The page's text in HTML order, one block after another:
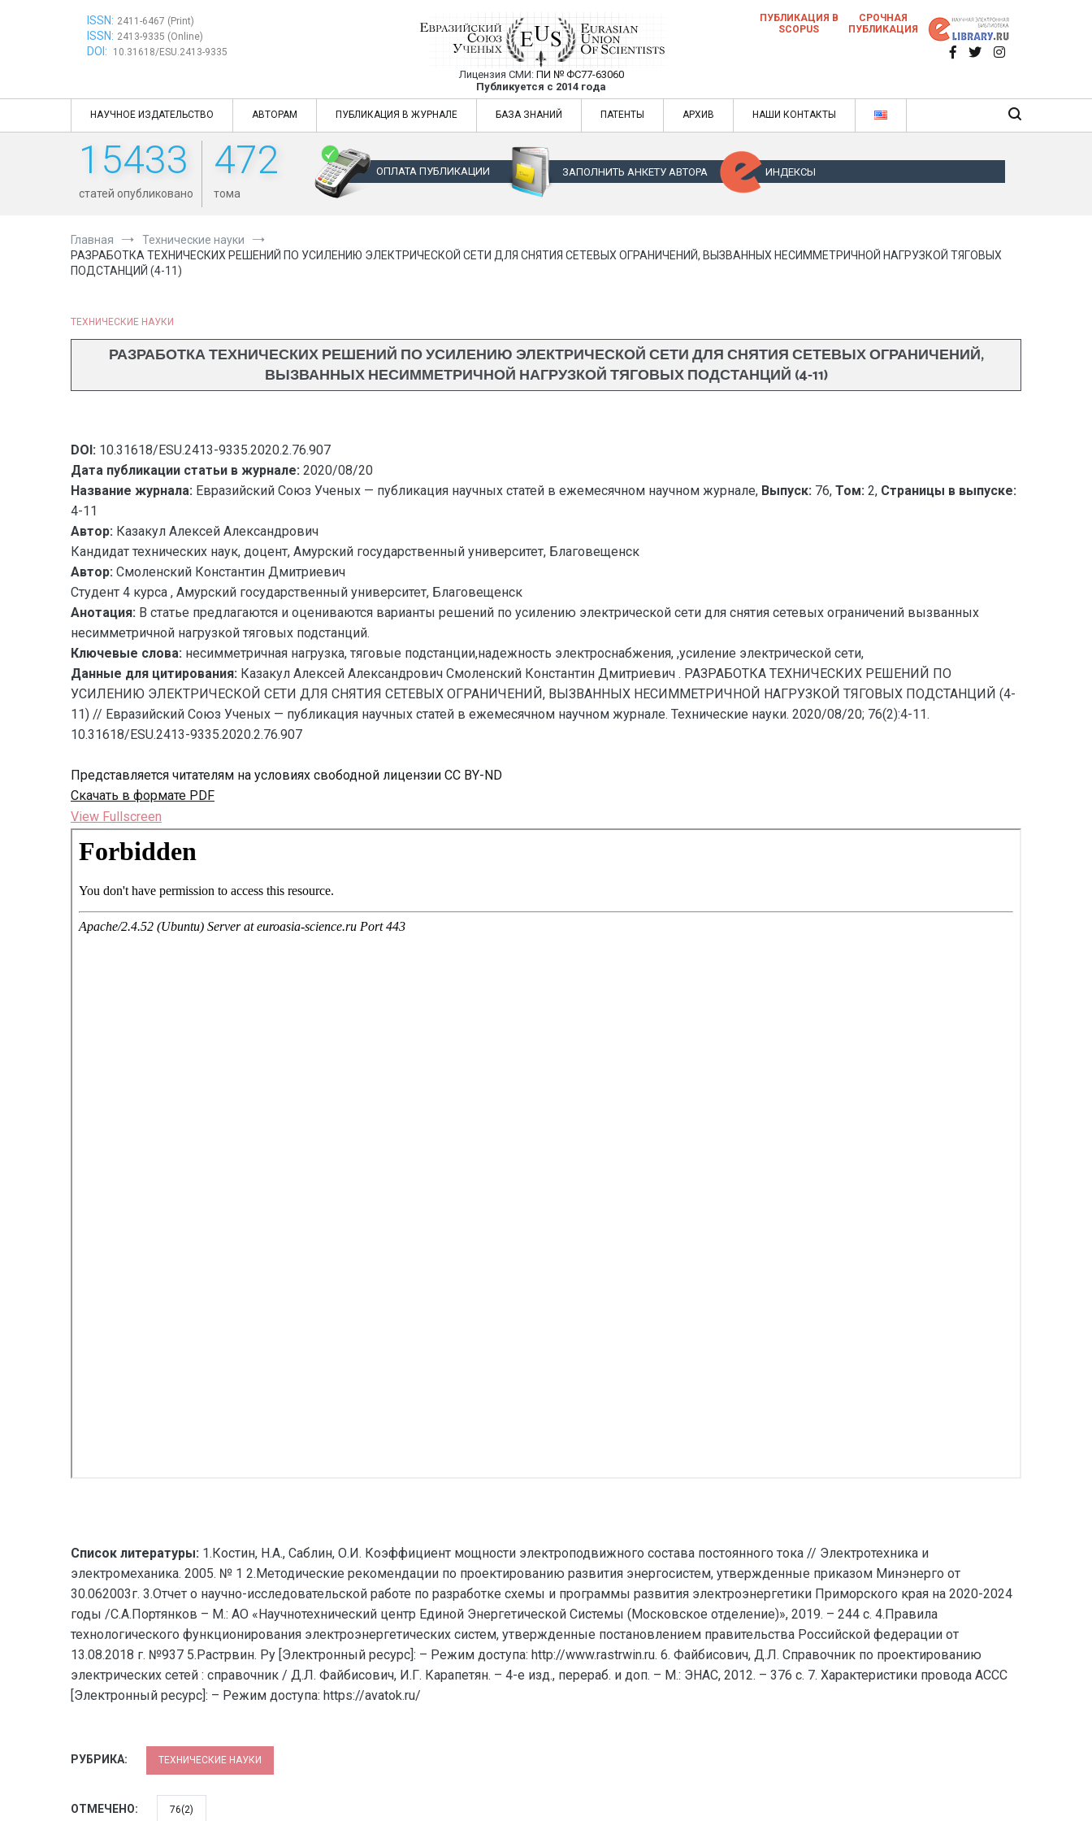
ISSN: 2411-6467 (Print)
ISSN: 2413-9335 (Online)
DOI: 10.31618/ESU.2413-9335
Евразийский Союз Ученых — публикация научных статей в ежемесячном научном
журнале
Лицензия СМИ: ПИ № ФС77-63060
Публикуется с 2014 года
Евразийский Союз Ученых — публикация научных статей в ежемесячном научном журнале
ПУБЛИКАЦИЯ В
SCOPUS
СРОЧНАЯ
ПУБЛИКАЦИЯ
НАУЧНОЕ ИЗДАТЕЛЬСТВО АВТОРАМ ПУБЛИКАЦИЯ В ЖУРНАЛЕ БАЗА ЗНАНИЙ ПАТЕНТЫ АРХИВ НАШИ КОНТАКТЫ
15433
статей опубликовано
472
тома
ОПЛАТА ПУБЛИКАЦИИ ЗАПОЛНИТЬ АНКЕТУ АВТОРА ИНДЕКСЫ
Главная
Технические науки
РАЗРАБОТКА ТЕХНИЧЕСКИХ РЕШЕНИЙ ПО УСИЛЕНИЮ ЭЛЕКТРИЧЕСКОЙ СЕТИ ДЛЯ СНЯТИЯ СЕТЕВЫХ ОГРАНИЧЕНИЙ, ВЫЗВАННЫХ НЕСИММЕТРИЧНОЙ НАГРУЗКОЙ ТЯГОВЫХ
ПОДСТАНЦИЙ (4-11)
ТЕХНИЧЕСКИЕ НАУКИ
РАЗРАБОТКА ТЕХНИЧЕСКИХ РЕШЕНИЙ ПО УСИЛЕНИЮ ЭЛЕКТРИЧЕСКОЙ СЕТИ ДЛЯ СНЯТИЯ СЕТЕВЫХ ОГРАНИЧЕНИЙ,
ВЫЗВАННЫХ НЕСИММЕТРИЧНОЙ НАГРУЗКОЙ ТЯГОВЫХ ПОДСТАНЦИЙ (4-11)
DOI: 10.31618/ESU.2413-9335.2020.2.76.907
Дата публикации статьи в журнале: 2020/08/20
Название журнала: Евразийский Союз Ученых — публикация научных статей в ежемесячном научном журнале, Выпуск: 76, Том: 2, Страницы в выпуске:
4-11
Автор: Казакул Алексей Александрович
Кандидат технических наук, доцент, Амурский государственный университет, Благовещенск
Автор: Смоленский Константин Дмитриевич
Студент 4 курса , Амурский государственный университет, Благовещенск
Анотация: В статье предлагаются и оцениваются варианты решений по усилению электрической сети для снятия сетевых ограничений вызванных
несимметричной нагрузкой тяговых подстанций.
Ключевые слова: несимметричная нагрузка, тяговые подстанции,надежность электроснабжения, ,усиление электрической сети,
Данные для цитирования: Казакул Алексей Александрович Смоленский Константин Дмитриевич . РАЗРАБОТКА ТЕХНИЧЕСКИХ РЕШЕНИЙ ПО
УСИЛЕНИЮ ЭЛЕКТРИЧЕСКОЙ СЕТИ ДЛЯ СНЯТИЯ СЕТЕВЫХ ОГРАНИЧЕНИЙ, ВЫЗВАННЫХ НЕСИММЕТРИЧНОЙ НАГРУЗКОЙ ТЯГОВЫХ ПОДСТАНЦИЙ (4-
11) // Евразийский Союз Ученых — публикация научных статей в ежемесячном научном журнале. Технические науки. 2020/08/20; 76(2):4-11.
10.31618/ESU.2413-9335.2020.2.76.907
Представляется читателям на условиях свободной лицензии CC BY-ND
Скачать в формате PDF
View Fullscreen
Перейти
содержимому
Список литературы: 1.Костин, Н.А., Саблин, О.И. Коэффициент мощности электроподвижного состава постоянного тока // Электротехника и
электромеханика. 2005. № 1 2.Методические рекомендации по проектированию развития энергосистем, утвержденные приказом Минэнерго от
30.062003г. 3.Отчет о научно-исследовательской работе по разработке схемы и программы развития электроэнергетики Приморского края на 2020-2024
годы /С.А.Портянков – М.: АО «Научнотехнический центр Единой Энергетической Системы (Московское отделение)», 2019. – 244 с. 4.Правила
технологического функционирования электроэнергетических систем, утвержденные постановлением правительства Российской федерации от
13.08.2018 г. №937 5.Растрвин. Ру [Электронный ресурс]: – Режим доступа: http://www.rastrwin.ru. 6. Файбисович, Д.Л. Справочник по проектированию
электрических сетей : справочник / Д.Л. Файбисович, И.Г. Карапетян. – 4-е изд., перераб. и доп. – М.: ЭНАС, 2012. – 376 с. 7. Характеристики провода ACCC
[Электронный ресурс]: – Режим доступа: https://avatok.ru/
РУБРИКА: ТЕХНИЧЕСКИЕ НАУКИ
ОТМЕЧЕНО: 76(2)